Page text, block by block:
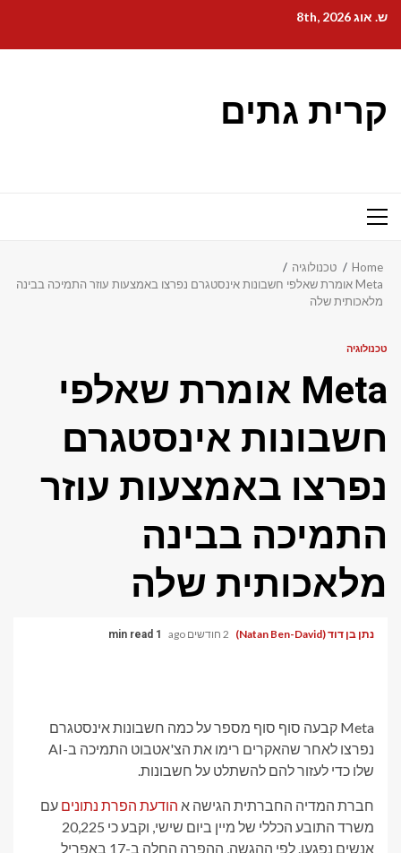
content
ש. אוג 8th, 2026
קרית גתים
Primary
Home
טכנולוגיה
Meta אומרת שאלפי חשבונות אינסטגרם נפרצו באמצעות עוזר התמיכה בבינה
מלאכותית שלה
טכנולוגיה
Meta אומרת שאלפי
חשבונות אינסטגרם
נפרצו באמצעות עוזר
התמיכה בבינה
מלאכותית שלה
נתן בן דוד (Natan Ben-David) 2 חודשים ago 1 min read
Meta קבעה סוף סוף מספר על כמה חשבונות אינסטגרם
נפרצו לאחר שהאקרים רימו את הצ'אטבוט התמיכה ב-AI
שלו כדי לעזור להם להשתלט על חשבונות.
חברת המדיה החברתית הגישה א הודעת הפרת נתונים עם
משרד התובע הכללי של מיין ביום שישי, וקבע כי 20,225
אנשים נפגעו. לפי ההגשה, ההפרה החלה ב-17 באפריל